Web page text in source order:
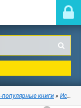
популярные книги » История